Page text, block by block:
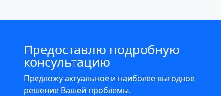
Предоставлю подробную
консультацию
Предложу актуальное и наиболее выгодное
решение Вашей проблемы.